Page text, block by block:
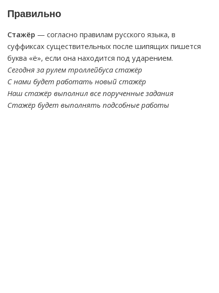
Правильно
Стажёр — согласно правилам русского языка, в
суффиксах существительных после шипящих пишется
буква «ё», если она находится под ударением.
Сегодня за рулем троллейбуса стажёр
С нами будет работать новый стажёр
Наш стажёр выполнил все порученные задания
Стажёр будет выполнять подсобные работы